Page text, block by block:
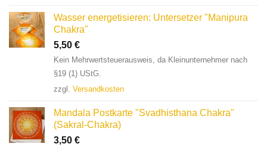
Wasser energetisieren: Untersetzer "Manipura
Chakra"
5,50 €
Kein Mehrwertsteuerausweis, da Kleinunternehmer nach
§19 (1) UStG.
zzgl. Versandkosten
Mandala Postkarte "Svadhisthana Chakra"
(Sakral-Chakra)
3,50 €